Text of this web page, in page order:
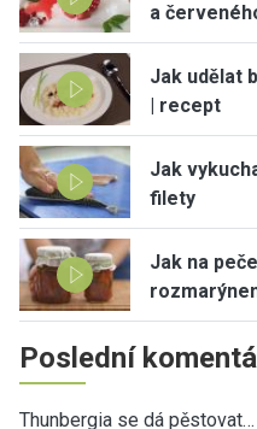
a
Jak udělat
| recept
Jak
filety
Jak na
Poslední
Thunbergia se dá pěstovat…